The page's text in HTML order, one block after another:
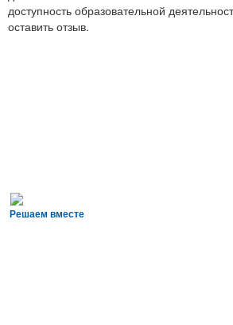
доступность образовательной
оставить отзыв.
Решаем вместе